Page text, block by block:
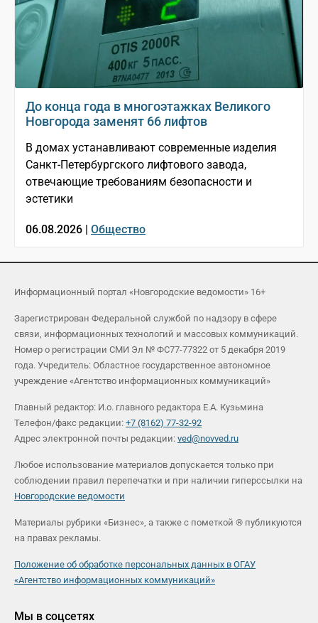
До конца года в многоэтажках Великого
Новгорода заменят 66 лифтов
В домах устанавливают современные изделия
Санкт-Петербургского лифтового завода,
отвечающие требованиям безопасности и
эстетики
06.08.2026 | Общество
Информационный портал «Новгородские ведомости» 16+
Зарегистрирован Федеральной службой по надзору в сфере
связи, информационных технологий и массовых коммуникаций.
Номер о регистрации СМИ Эл № ФС77-77322 от 5 декабря 2019
года. Учредитель: Областное государственное автономное
учреждение «Агентство информационных коммуникаций»
Главный редактор: И.о. главного редактора Е.А. Кузьмина
Телефон/факс редакции: +7 (8162) 77-32-92
Адрес электронной почты редакции: ved@novved.ru
Любое использование материалов допускается только при
соблюдении правил перепечатки и при наличии гиперссылки на
Новгородские ведомости
Материалы рубрики «Бизнес», а также с пометкой ® публикуются
на правах рекламы.
Положение об обработке персональных данных в ОГАУ
«Агентство информационных коммуникаций»
Мы в соцсетях